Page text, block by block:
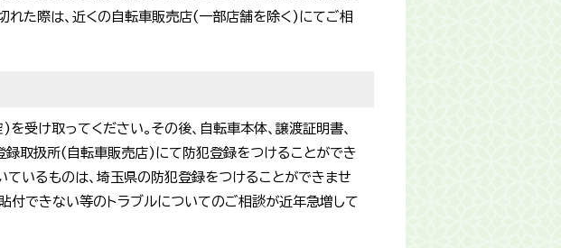
れた際は、近くの自転車販売店(一部店舗を除く)にてご相
け取ってください。その後、自転車本体、譲渡証明書、
録取扱所(自転車販売店)にて防犯登録をつけることができ
いるものは、埼玉県の防犯登録をつけることができませ
付できない等のトラブルについてのご相談が近年急増して